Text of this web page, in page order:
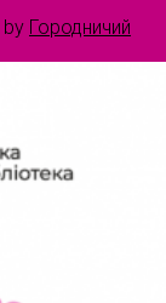
by Городничий